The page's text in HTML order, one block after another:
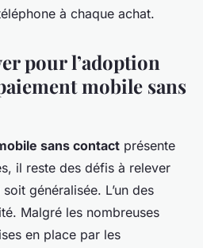
à chaque achat.
pour l’adoption
mobile sans
sans contact présente
il reste des défis à relever
généralisée. L’un des
Malgré les nombreuses
en place par les